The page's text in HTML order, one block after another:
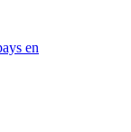
en